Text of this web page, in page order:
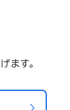
ます。